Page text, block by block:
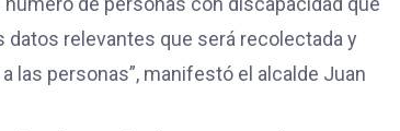
datos relevantes que será recolectada y
las personas”, manifestó el alcalde Juan